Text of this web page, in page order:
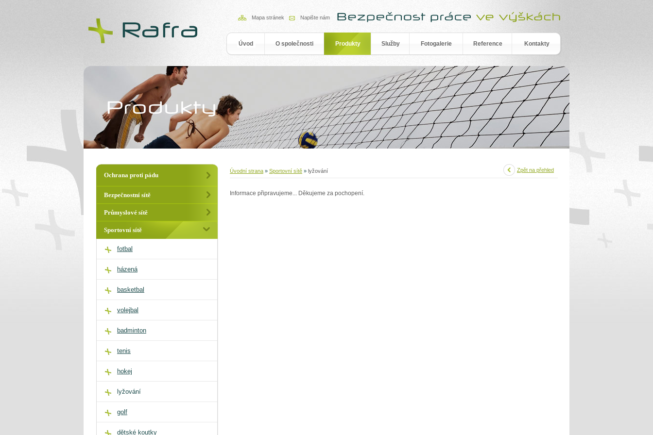
RAFRA
-
Produkty
Úvod O společnosti Produkty Služby Fotogalerie Reference Kontakty
Mapa stránek Napište nám
Úvodní strana » Sportovní sítě » lyžování Zpět na přehled
Informace připravujeme... Děkujeme za pochopení.
Ochrana proti pádu
Bezpečnostní sítě
Průmyslové sítě
Sportovní sítě
fotbal
házená
basketbal
volejbal
badminton
tenis
hokej
lyžování
golf
dětské koutky